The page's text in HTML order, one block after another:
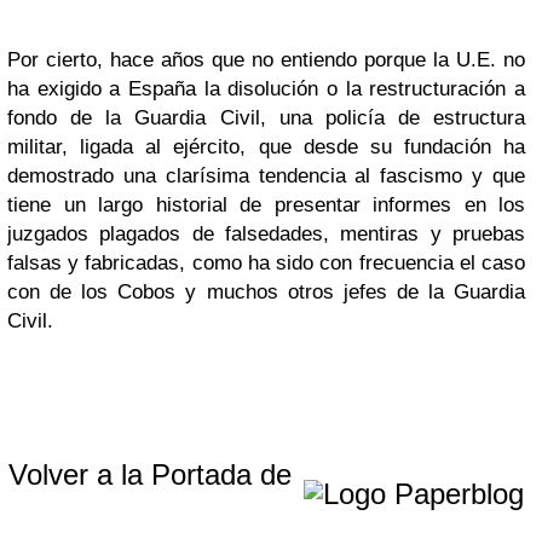
Por cierto, hace años que no entiendo porque la U.E. no
ha exigido a España la disolución o la restructuración a
fondo de la Guardia Civil, una policía de estructura
militar, ligada al ejército, que desde su fundación ha
demostrado una clarísima tendencia al fascismo y que
tiene un largo historial de presentar informes en los
juzgados plagados de falsedades, mentiras y pruebas
falsas y fabricadas, como ha sido con frecuencia el caso
con de los Cobos y muchos otros jefes de la Guardia
Civil.
Volver a la Portada de